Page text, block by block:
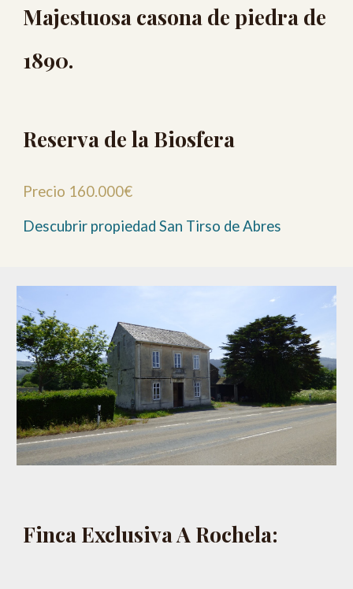
Majestuosa casona de piedra de
1890.
Reserva de la Biosfera
Precio 160.000€
Descubrir propiedad San Tirso de Abres
Finca Exclusiva A Rochela: